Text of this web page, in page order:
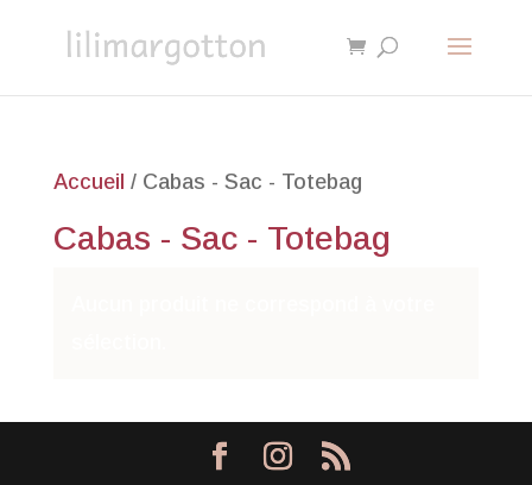
Accueil / Cabas - Sac - Totebag
Cabas - Sac - Totebag